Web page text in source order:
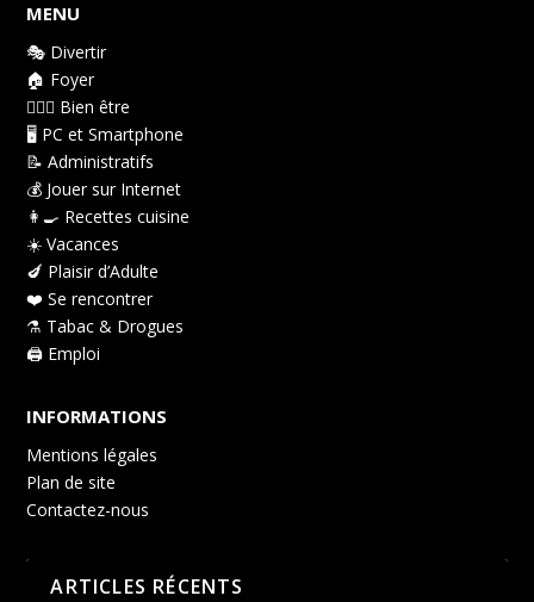
MENU
🎭 Divertir
🏠 Foyer
👩🏻‍⚕️ Bien être
🖥️ PC et Smartphone
📝 Administratifs
💰 Jouer sur Internet
👩‍🍳 Recettes cuisine
☀️ Vacances
🍆 Plaisir d’Adulte
❤️ Se rencontrer
⚗️ Tabac & Drogues
🖨️ Emploi
INFORMATIONS
Mentions légales
Plan de site
Contactez-nous
ARTICLES RÉCENTS